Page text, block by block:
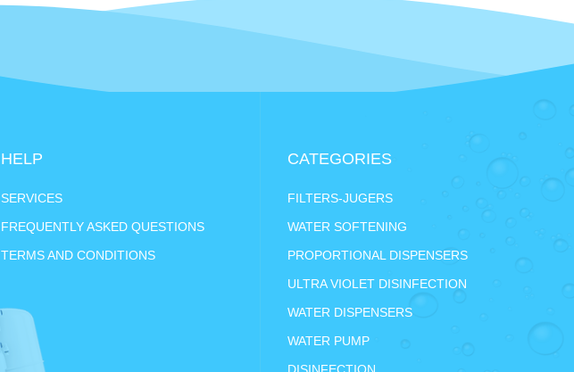
HELP
SERVICES
FREQUENTLY ASKED QUESTIONS
TERMS AND CONDITIONS
CATEGORIES
FILTERS-JUGERS
WATER SOFTENING
PROPORTIONAL DISPENSERS
ULTRA VIOLET DISINFECTION
WATER DISPENSERS
WATER PUMP